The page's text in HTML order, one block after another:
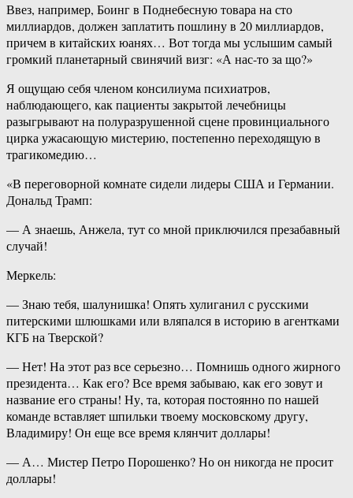
Ввез, например, Боинг в Поднебесную товара на сто
миллиардов, должен заплатить пошлину в 20 миллиардов,
причем в китайских юанях… Вот тогда мы услышим самый
громкий планетарный свинячий визг: «А нас-то за що?»
Я ощущаю себя членом консилиума психиатров,
наблюдающего, как пациенты закрытой лечебницы
разыгрывают на полуразрушенной сцене провинциального
цирка ужасающую мистерию, постепенно переходящую в
трагикомедию…
«В переговорной комнате сидели лидеры США и Германии.
Дональд Трамп:
— А знаешь, Анжела, тут со мной приключился презабавный
случай!
Меркель:
— Знаю тебя, шалунишка! Опять хулиганил с русскими
питерскими шлюшками или вляпался в историю в агентками
КГБ на Тверской?
— Нет! На этот раз все серьезно… Помнишь одного жирного
президента… Как его? Все время забываю, как его зовут и
название его страны! Ну, та, которая постоянно по нашей
команде вставляет шпильки твоему московскому другу,
Владимиру! Он еще все время клянчит доллары!
— А… Мистер Петро Порошенко? Но он никогда не просит
доллары!